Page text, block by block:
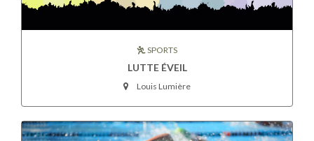
SPORTS
LUTTE ÉVEIL
Louis Lumière